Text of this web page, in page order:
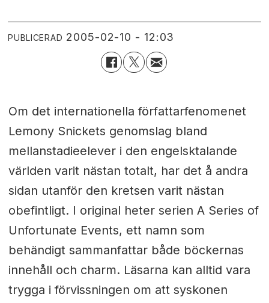
PUBLICERAD 2005-02-10 - 12:03
Om det internationella författarfenomenet
Lemony Snickets genomslag bland
mellanstadieelever i den engelsktalande
världen varit nästan totalt, har det å andra
sidan utanför den kretsen varit nästan
obefintligt. I original heter serien A Series of
Unfortunate Events, ett namn som
behändigt sammanfattar både böckernas
innehåll och charm. Läsarna kan alltid vara
trygga i förvissningen om att syskonen